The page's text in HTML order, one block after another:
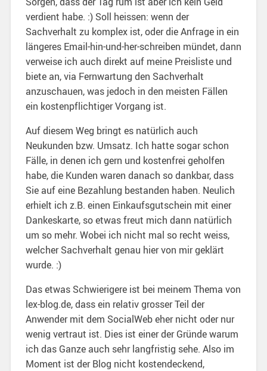
verdient habe. :) Soll heissen: wenn der
Sachverhalt zu komplex ist, oder die Anfrage in ein
längeres Email-hin-und-her-schreiben mündet, dann
verweise ich auch direkt auf meine Preisliste und
biete an, via Fernwartung den Sachverhalt
anzuschauen, was jedoch in den meisten Fällen
ein kostenpflichtiger Vorgang ist.
Auf diesem Weg bringt es natürlich auch
Neukunden bzw. Umsatz. Ich hatte sogar schon
Fälle, in denen ich gern und kostenfrei geholfen
habe, die Kunden waren danach so dankbar, dass
Sie auf eine Bezahlung bestanden haben. Neulich
erhielt ich z.B. einen Einkaufsgutschein mit einer
Dankeskarte, so etwas freut mich dann natürlich
um so mehr. Wobei ich nicht mal so recht weiss,
welcher Sachverhalt genau hier von mir geklärt
wurde. :)
Das etwas Schwierigere ist bei meinem Thema von
lex-blog.de, dass ein relativ grosser Teil der
Anwender mit dem SocialWeb eher nicht oder nur
wenig vertraut ist. Dies ist einer der Gründe warum
ich das Ganze auch sehr langfristig sehe. Also im
Moment ist der Blog nicht kostendeckend,